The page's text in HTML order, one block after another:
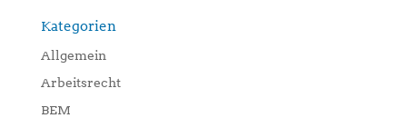
Kategorien
Allgemein
Arbeitsrecht
BEM